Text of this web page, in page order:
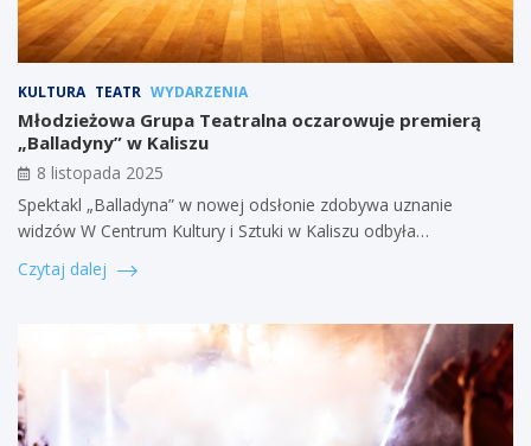
KULTURA TEATR WYDARZENIA
Młodzieżowa Grupa Teatralna oczarowuje premierą
„Balladyny” w Kaliszu
8 listopada 2025
Spektakl „Balladyna” w nowej odsłonie zdobywa uznanie
widzów W Centrum Kultury i Sztuki w Kaliszu odbyła…
Czytaj dalej